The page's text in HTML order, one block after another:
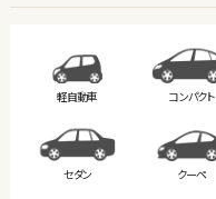
軽自動車 コンパクト
セダン クーペ